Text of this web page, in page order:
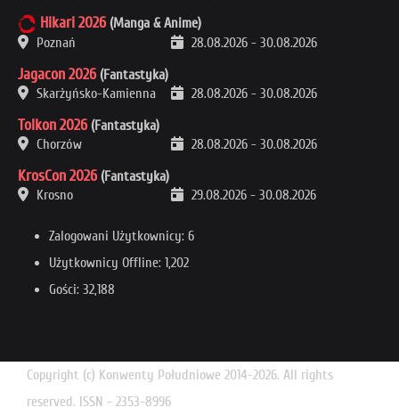
Hikari 2026 (Manga & Anime)
Poznań
28.08.2026 - 30.08.2026
Jagacon 2026 (Fantastyka)
Skarżyńsko-Kamienna
28.08.2026 - 30.08.2026
Tolkon 2026 (Fantastyka)
Chorzów
28.08.2026 - 30.08.2026
KrosCon 2026 (Fantastyka)
Krosno
29.08.2026 - 30.08.2026
Zalogowani Użytkownicy: 6
Użytkownicy Offline: 1,202
Gości: 32,188
Copyright (c) Konwenty Południowe 2014-2026. All rights
reserved. ISSN - 2353-8996